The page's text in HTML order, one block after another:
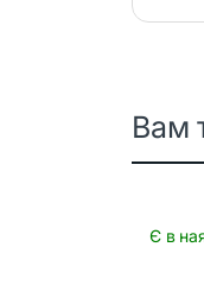
Вам
Є в